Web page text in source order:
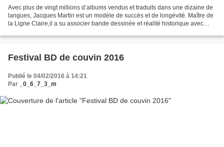
Avec plus de vingt millions d’albums vendus et traduits dans une dizaine de
langues, Jacques Martin est un modèle de succès et de longévité. Maître de
la Ligne Claire,il a su associer bande dessinée et réalité historique avec
Festival BD de couvin 2016
Publié le 04/02/2016 à 14:21
Par
_0_6_7_3_m